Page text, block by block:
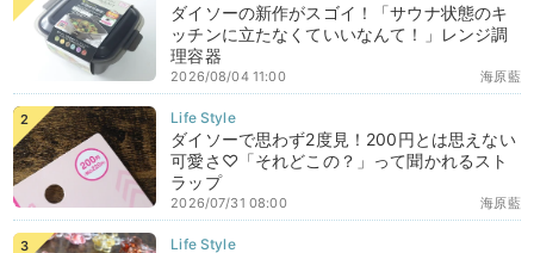
ダイソーの新作がスゴイ！「サウナ状態のキ
ッチンに立たなくていいなんて！」レンジ調
理容器
海原藍
2026/08/04 11:00
ダイソーで思わず2度見！200円とは思えない
可愛さ♡「それどこの？」って聞かれるスト
ラップ
海原藍
2026/07/31 08:00